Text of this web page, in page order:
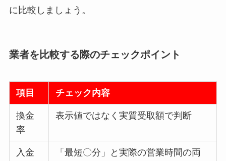
に比較しましょう。
業者を比較する際のチェックポイント
項目 チェック内容
換金
率
表示値ではなく実質受取額で判断
入金
「最短〇分」と実際の営業時間の両